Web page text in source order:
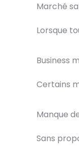
Marché
Lorsque
Business
Certains
Manque
Sans